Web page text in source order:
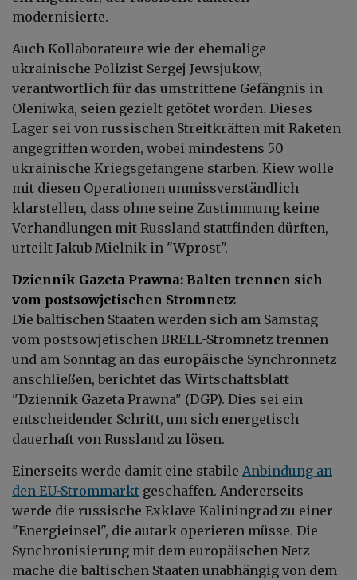
modernisierte.
Auch Kollaborateure wie der ehemalige
ukrainische Polizist Sergej Jewsjukow,
verantwortlich für das umstrittene Gefängnis in
Oleniwka, seien gezielt getötet worden. Dieses
Lager sei von russischen Streitkräften mit Raketen
angegriffen worden, wobei mindestens 50
ukrainische Kriegsgefangene starben. Kiew wolle
mit diesen Operationen unmissverständlich
klarstellen, dass ohne seine Zustimmung keine
Verhandlungen mit Russland stattfinden dürften,
urteilt Jakub Mielnik in "Wprost".
Dziennik Gazeta Prawna: Balten trennen sich
vom postsowjetischen Stromnetz
Die baltischen Staaten werden sich am Samstag
vom postsowjetischen BRELL-Stromnetz trennen
und am Sonntag an das europäische Synchronnetz
anschließen, berichtet das Wirtschaftsblatt
"Dziennik Gazeta Prawna" (DGP). Dies sei ein
entscheidender Schritt, um sich energetisch
dauerhaft von Russland zu lösen.
Einerseits werde damit eine stabile Anbindung an
den EU-Strommarkt geschaffen. Andererseits
werde die russische Exklave Kaliningrad zu einer
"Energieinsel", die autark operieren müsse. Die
Synchronisierung mit dem europäischen Netz
mache die baltischen Staaten unabhängig von dem